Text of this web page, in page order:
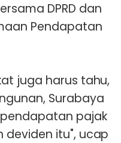
DPRD dan
Pendapatan
juga harus tahu,
Surabaya
pajak
itu", ucap